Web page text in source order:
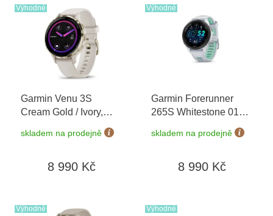
Výhodné
Garmin Venu 3S
Cream Gold / Ivory,
02785-04
skladem na prodejně
8 990 Kč
Výhodné
Garmin Forerunner
265S Whitestone 010-
+ možnost
výměny do 90 dní
skladem na prodejně
8 990 Kč
Výhodné Výhodné